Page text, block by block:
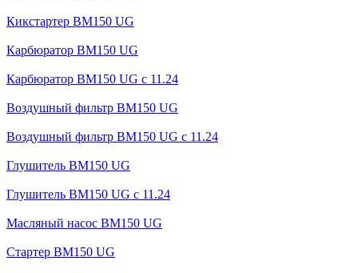
Кикстартер BM150 UG
Карбюратор BM150 UG
Карбюратор BM150 UG с 11.24
Воздушный фильтр BM150 UG
Воздушный фильтр BM150 UG c 11.24
Глушитель BM150 UG
Глушитель BM150 UG с 11.24
Масляный насос BM150 UG
Стартер BM150 UG